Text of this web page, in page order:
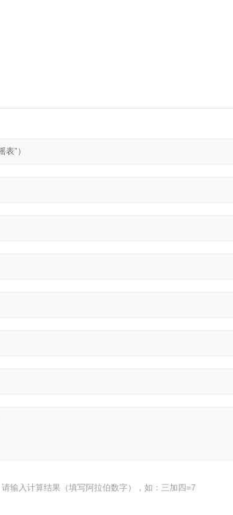
请输入计算结果（填写阿拉伯数字），如：三加四=7